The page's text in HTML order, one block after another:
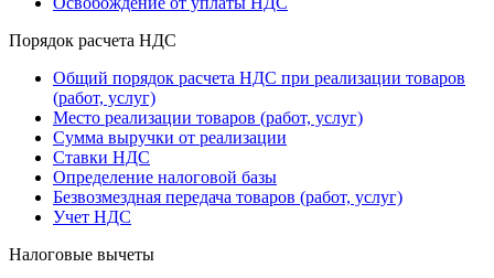
Порядок расчета НДС
Общий порядок расчета НДС при реализации товаров
(работ, услуг)
Место реализации товаров (работ, услуг)
Сумма выручки от реализации
Ставки НДС
Определение налоговой базы
Безвозмездная передача товаров (работ, услуг)
Учет НДС
Налоговые вычеты